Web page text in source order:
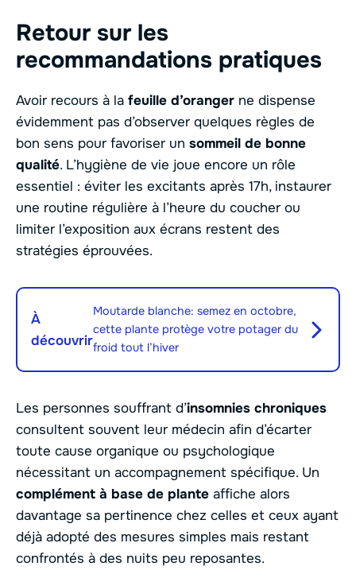
Retour sur les
recommandations pratiques
Avoir recours à la feuille d’oranger ne dispense
évidemment pas d’observer quelques règles de
bon sens pour favoriser un sommeil de bonne
qualité. L’hygiène de vie joue encore un rôle
essentiel : éviter les excitants après 17h, instaurer
une routine régulière à l’heure du coucher ou
limiter l’exposition aux écrans restent des
stratégies éprouvées.
À
découvrir
Moutarde blanche: semez en octobre,
cette plante protège votre potager du
froid tout l’hiver
Les personnes souffrant d’insomnies chroniques
consultent souvent leur médecin afin d’écarter
toute cause organique ou psychologique
nécessitant un accompagnement spécifique. Un
complément à base de plante affiche alors
davantage sa pertinence chez celles et ceux ayant
déjà adopté des mesures simples mais restant
confrontés à des nuits peu reposantes.